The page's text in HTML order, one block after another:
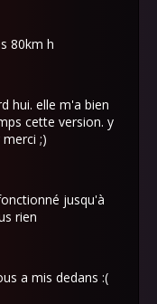
80km h
hui. elle m'a bien
cette version. y
;)
jusqu'à
rien
a mis dedans :(